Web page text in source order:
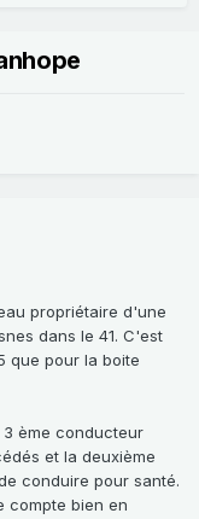
propriétaire d'une
dans le 41. C'est
que pour la boite
ème conducteur
et la deuxième
conduire pour santé.
compte bien en